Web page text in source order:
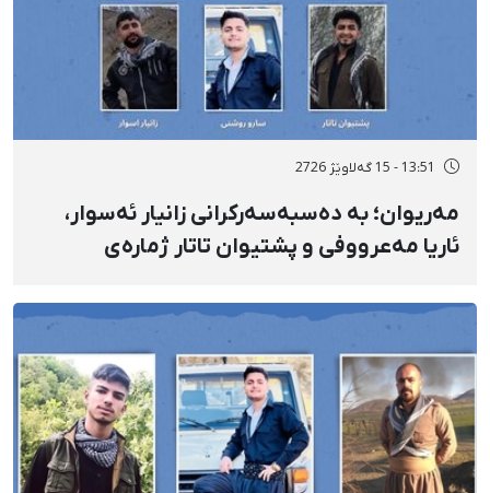
13:51 - 15 گەلاوێژ 2726
مەریوان؛ بە دەسبەسەرکرانی زانیار ئەسوار،
ئاریا مەعرووفی و پشتیوان تاتار ژمارەی
بۆ شەش کەس زیادی کرد